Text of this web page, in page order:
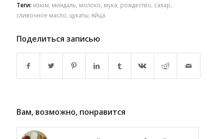
Теги: изюм миндаль молоко мука рождество сахар
сливочное масло цукаты яйца
Поделиться записью
Вам, возможно, понравится